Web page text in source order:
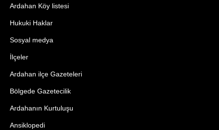
Ardahan Köy listesi
Hukuki Haklar
Sosyal medya
İlçeler
Ardahan ilçe Gazeteleri
Bölgede Gazetecilik
Ardahanın Kurtuluşu
Ansiklopedi